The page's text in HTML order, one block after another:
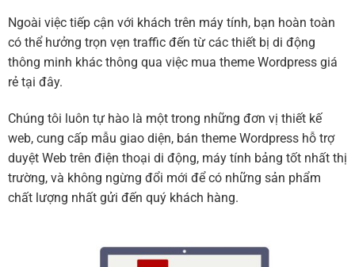
Ngoài việc tiếp cận với khách trên máy tính, bạn hoàn toàn
có thể hưởng trọn vẹn traffic đến từ các thiết bị di động
thông minh khác thông qua việc mua theme Wordpress giá
rẻ tại đây.
Chúng tôi luôn tự hào là một trong những đơn vị thiết kế
web, cung cấp mẫu giao diện, bán theme Wordpress hỗ trợ
duyệt Web trên điện thoại di động, máy tính bảng tốt nhất thị
trường, và không ngừng đổi mới để có những sản phẩm
chất lượng nhất gửi đến quý khách hàng.